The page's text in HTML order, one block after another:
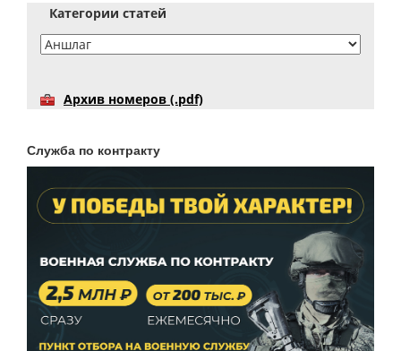
Категории статей
Архив номеров (.pdf)
Служба по контракту